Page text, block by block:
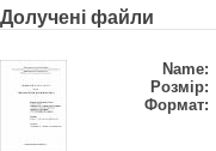
Долучені файли
Name:
Розмір:
Формат: